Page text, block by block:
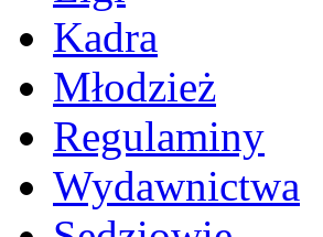
Kadra
Młodzież
Regulaminy
Wydawnictwa